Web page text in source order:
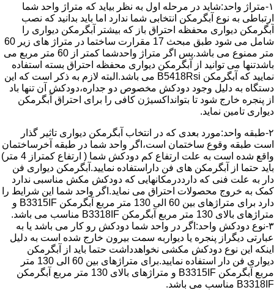
۱-متراژ واحد:شاید در مرحله اول به نظر بیاید که متراژ واحد شما
ارتباطی به نوع آبگرمکن انتخابی شما ندارد اما باید بدانید که نصب
آبگرمکن دیواری محفظه احتراق باز که بیشتر آبگرمکن دیواری را
شامل می شود طبق مبحث 17 مقرارت ساختما در متراژ های زیر 60
متر ممنوع می باشد.پس اگر متراژ واحدشما کمتر از 60 متر مربع می
باشدتنها می توانید از آبگرمکن دیواری محفظه احتراق بسته استفاده
نمایید که آبگرمکن B5418Rsi می باشد.البته لازم به ذکر است که این
دستگاه به دلیل وجود دودکش مخصوص دو جداره،دودکش آن تنها باد
از پنجره خارج شود تا بتوانداکسیژن کافی را برای احتراق آبگرمکن
دیواری تامین نماید.
۲-طبقه واحد:مورد بعدی که در انتخاب آبگرمکن دیواری تاثیر گذار
است طبقه وقوع ساختمان است،اگر واحد شما در طبقه آخرساختمان
واقع شده است به علت ارتفاع کم دودکش شما ( ارتفاع کمتراز 4 متر)
باید حتما از آبگرمکن های فن داراستفاده نمایید.آبگرمکن دیواری فن
دار به علت فنی که دارددرمکانهایی که دودکش مکش مناسبی ندارد
کمک به خروج محصولات احتراق می نماید.اگر واحد شما این شرایط را
دارد برای متراژهای بین 60 الی 130 متر مربع آبگرمکن B3315IF و
متراژهای بالای 130 متر مربع آبگرمکن B3318IF مناسب می باشد.
۳-نوع دودکش واحد:اگر در واحد شما دودکش رو کار می باشد یا به
عبارتی دیگراز پنجره یا دیواربه سمت بیرون خارج شده است به دلیل
اینکه این نوع دودکش مکشی نخواهدداشت حتما باید از آبگرمکن
دیواری فن دار استفاده نمایید.برای متراژهای بین 60 الی 130 متر
مربع آبگرمکن B3315IF و متراژهای بالای 130 متر مربع آبگرمکن
B3318IF مناسب می باشد.